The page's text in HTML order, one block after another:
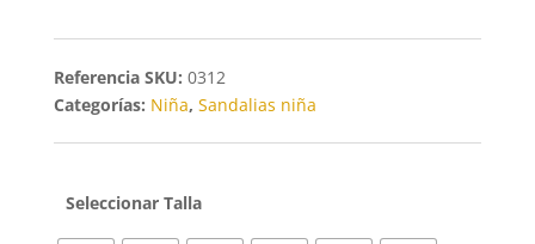
Talla
SKU: 0312
Categorías: Niña, Sandalias niña